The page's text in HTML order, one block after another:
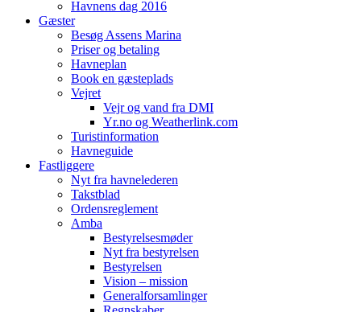
Havnens dag 2016
Gæster
Besøg Assens Marina
Priser og betaling
Havneplan
Book en gæsteplads
Vejret
Vejr og vand fra DMI
Yr.no og Weatherlink.com
Turistinformation
Havneguide
Fastliggere
Nyt fra havnelederen
Takstblad
Ordensreglement
Amba
Bestyrelsesmøder
Nyt fra bestyrelsen
Bestyrelsen
Vision – mission
Generalforsamlinger